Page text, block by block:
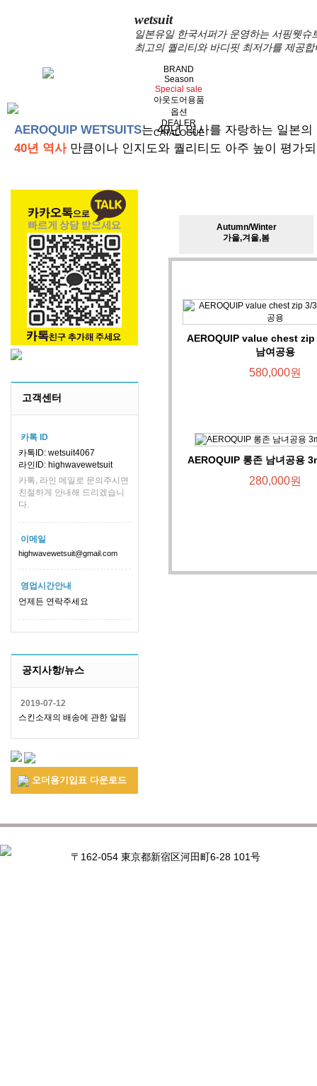
wetsuit
일본유일 한국서퍼가 운영하는 서핑웻
최고의 퀄리티와 바디핏 최저가를 제공합
BRAND
Season
Special sale
아웃도어용품
옵션
DEALER
CATALOGUE
AEROQUIP WETSUITS는 40년 역사를 자랑하는 일본
40년 역사만큼이나 인지도와 퀄리티도 아주 높이 평가
고객센터
카톡 ID
카톡ID: wetsuit4067
라인ID: highwavewetsuit
카톡, 라인 메일로 문의주시면
친절하게 안내해 드리겠습니
다.
이메일
highwavewetsuit@gmail.com
영업시간안내
언제든 연락주세요
공지사항/뉴스
2019-07-12
스킨소재의 배송에 관한 알림
오더용기입표 다운로드
Autumn/Winter
가을,겨울,봄
AEROQUIP value chest zip
남여공용
580,000원
AEROQUIP 롱존 남녀공용
280,000원
〒162-054 東京都新宿区河田町6-28 101号